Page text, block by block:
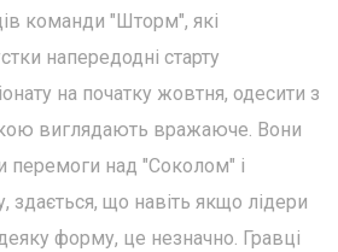
команди "Шторм", які
напередодні старту
на початку жовтня, одесити з
виглядають вражаюче. Вони
перемоги над "Соколом" і
що навіть якщо лідери
форму, це незначно. Гравці